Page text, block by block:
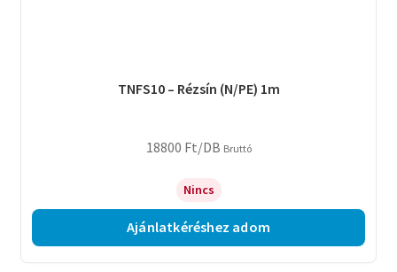
TNFS10 – Rézsín (N/PE) 1m
18800 Ft/DB Bruttó
Nincs
Ajánlatkéréshez adom